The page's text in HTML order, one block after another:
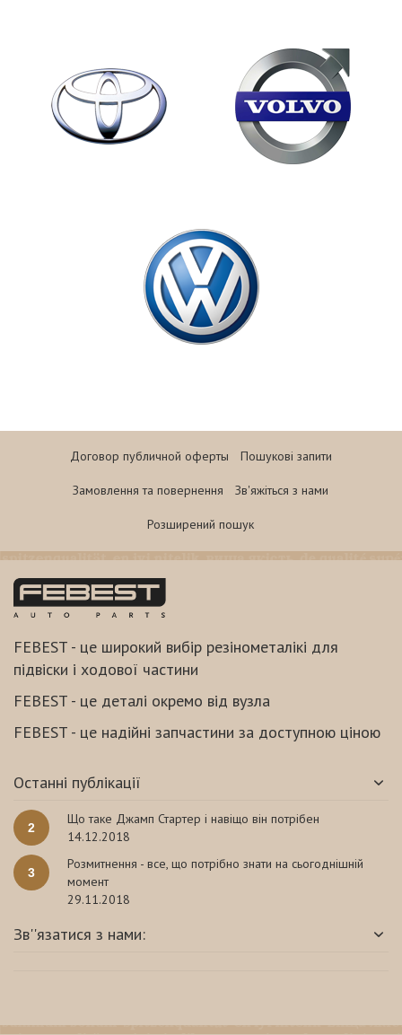
Договор публичной оферты Пошукові запити
Замовлення та повернення Зв'яжіться з нами
Розширений пошук
FEBEST - це широкий вибір резінометалікі для
підвіски і ходової частини
FEBEST - це деталі окремо від вузла
FEBEST - це надійні запчастини за доступною ціною
Останні публікації
2
Що таке Джамп Стартер і навіщо він потрібен
14.12.2018
3
Розмитнення - все, що потрібно знати на сьогоднішній
момент
29.11.2018
Зв''язатися з нами: